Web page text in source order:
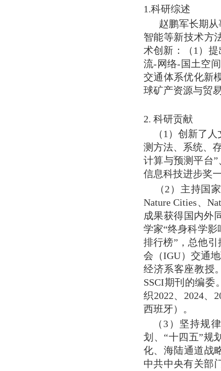
1.科研综述
赵鹏军长期从
智能等新技术方
术创新：（1）
流-网络-国土空
交通体系优化新
球矿产资源与贸
2. 科研贡献
（1）创新了人
测方法、系统、
计算与预测平台
信息科技进步奖
（2）主持国家
Nature Cities、
成果获得国内外
学家“终身科学影
排行榜”，总他
会（IGU）交通
经济系客座教授
SSCI期刊的编委
织2022、2024、
西班牙）。
（3）坚持规
划、“十四五”规
化、海陆通道战
中共中央有关部